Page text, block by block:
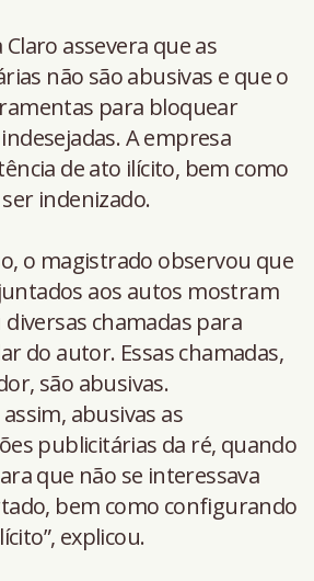
Claro assevera que as
não são abusivas e que o
para bloquear
A empresa
de ato ilícito, bem como
indenizado.
o magistrado observou que
aos autos mostram
chamadas para
do autor. Essas chamadas,
são abusivas.
abusivas as
publicitárias da ré, quando
que não se interessava
bem como configurando
explicou.